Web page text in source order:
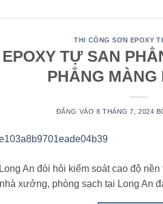
THI CÔNG SƠN EPOXY
TỰ SAN
PHẲNG MÀNG
ĐĂNG VÀO 8 THÁNG 7, 2024
An đòi hỏi kiểm soát cao độ
xưởng, phòng sạch tại Long